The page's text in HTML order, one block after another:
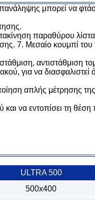
επανάληψης μπορεί να
παραθύρου
7. Μεσαίο κουμπί
αντιστάθμιση
για να διασφαλιστεί
απλής μέτρησης
να εντοπίσει τη θέση
ULTRA 500
500x400